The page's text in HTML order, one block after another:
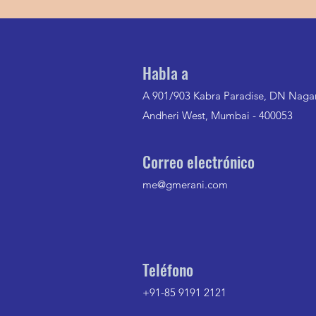
A 901/903 Kabra Paradise, DN
Andheri West, Mumbai - 400053
Habla a
me@gmerani.com
Correo electrónico
+91-85 9191 2121
Teléfono